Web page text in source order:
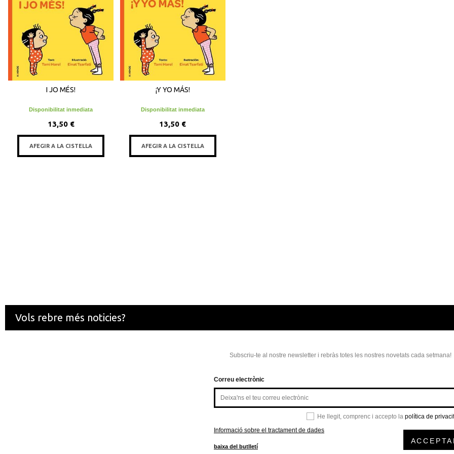
I JO MÉS!
Disponibilitat inmediata
13,50 €
AFEGIR A LA CISTELLA
¡Y YO MÁS!
Disponibilitat inmediata
13,50 €
AFEGIR A LA CISTELLA
Vols rebre més noticies?
Subscriu-te al nostre newsletter i rebràs totes les nostres novetats cada setmana!
Correu electrònic
He llegit, comprenc i accepto la política de
Informació sobre el tractament de dades
baixa del butlletí